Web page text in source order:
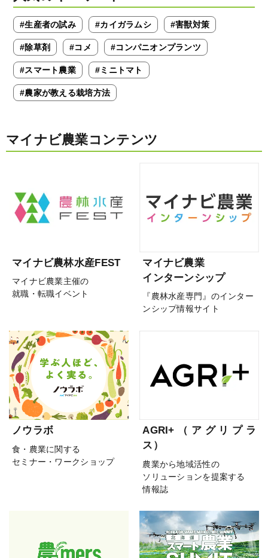
#生産者の試み #カイガラムシ #害獣対策
#除草剤 #コメ #コンパニオンプランツ
#スマート農業 #ミニトマト
#農家が教える栽培方法
マイナビ農業コンテンツ
マイナビ農林水産FEST
マイナビ農業主催の
就職・転職イベント
マイナビ農業
インターンシップ
『農林水産専門』のインター
ンシップ情報サイト
ノウラボ
食・農業に関する
セミナー・ワークショップ
AGRI+（アグリプラ
ス）
農業から地域活性の
ソリューションを提案する
情報誌